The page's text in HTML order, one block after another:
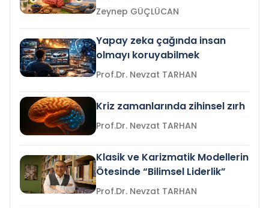
Zeynep GÜÇLÜCAN
Yapay zeka çağında insan
olmayı koruyabilmek
Prof.Dr. Nevzat TARHAN
Kriz zamanlarında zihinsel zırh
Prof.Dr. Nevzat TARHAN
Klasik ve Karizmatik Modellerin
Ötesinde “Bilimsel Liderlik”
Prof.Dr. Nevzat TARHAN